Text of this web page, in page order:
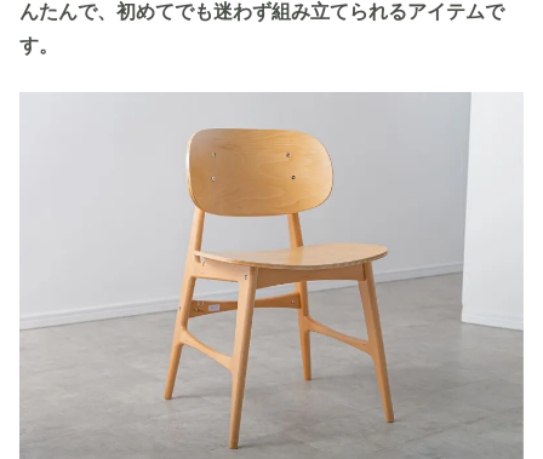
んたんで、初めてでも迷わず組み立てられるアイテムで
す。